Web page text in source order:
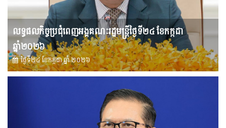
លទ្ធផលកិច្ចប្រជុំពេញអង្គគណៈរដ្ឋមន្រ្តីថ្ងៃទី២៤ ខែកក្កដា
ឆ្នាំ២០២៦
ថ្ងៃទី២៤ ខែ​កក្កដា ឆ្នាំ ២០២៦